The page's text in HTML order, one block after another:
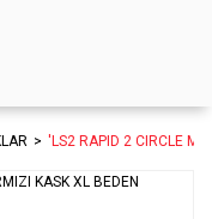
'LS2 RAPID 2 CIRCLE